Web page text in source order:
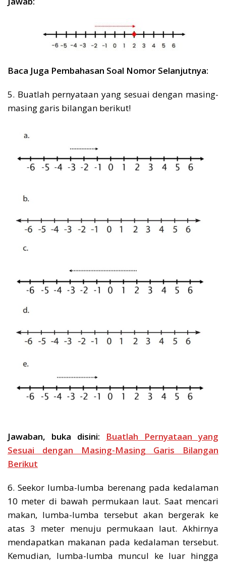
Baca Juga Pembahasan Soal Nomor Selanjutnya:
5. Buatlah pernyataan yang sesuai dengan masing-
masing garis bilangan berikut!
Jawaban, buka disini: Buatlah Pernyataan yang
Sesuai dengan Masing-Masing Garis Bilangan
Berikut
6. Seekor lumba-lumba berenang pada kedalaman
10 meter di bawah permukaan laut. Saat mencari
makan, lumba-lumba tersebut akan bergerak ke
atas 3 meter menuju permukaan laut. Akhirnya
mendapatkan makanan pada kedalaman tersebut.
Kemudian, lumba-lumba muncul ke luar hingga